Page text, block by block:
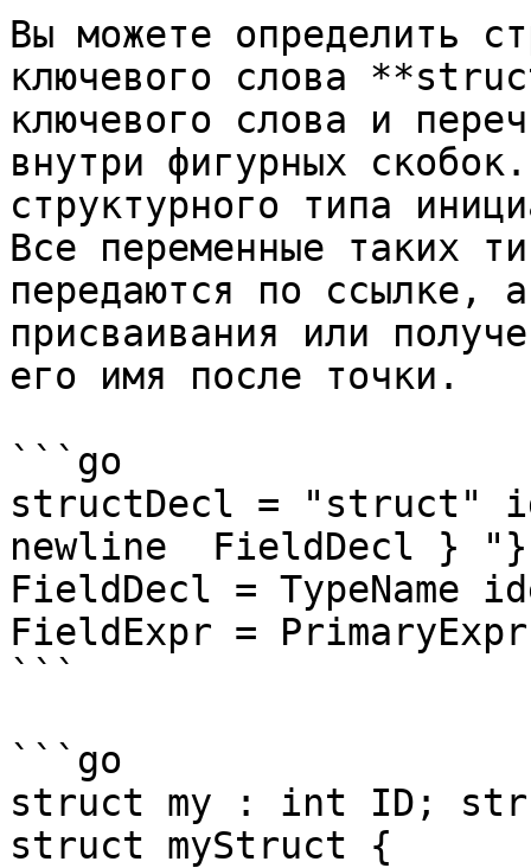
Вы можете определить
ключевого слова
ключевого слова и
внутри фигурных
структурного типа
Все переменные таких
передаются по ссылке,
присваивания или
его имя после точки.
```go
structDecl = "struct"
newline  FieldDecl }
FieldDecl = TypeName
FieldExpr =
```
```go
struct my : int ID; str
struct myStruct {